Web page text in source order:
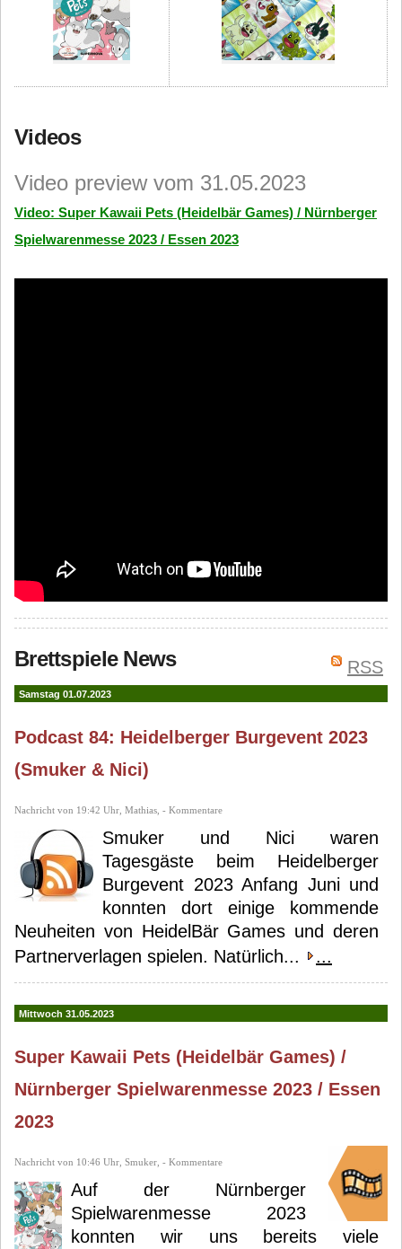
Videos
Video preview vom 31.05.2023
Video: Super Kawaii Pets (Heidelbär Games) / Nürnberger
Spielwarenmesse 2023 / Essen 2023
RSS
Brettspiele News
Samstag 01.07.2023
Podcast 84: Heidelberger Burgevent 2023
(Smuker & Nici)
Nachricht von 19:42 Uhr, Mathias, - Kommentare
Smuker und Nici waren
Tagesgäste beim Heidelberger
Burgevent 2023 Anfang Juni und
konnten dort einige kommende
Neuheiten von HeidelBär Games und deren
Partnerverlagen spielen. Natürlich...
...
Mittwoch 31.05.2023
Super Kawaii Pets (Heidelbär Games) /
Nürnberger Spielwarenmesse 2023 / Essen
2023
Nachricht von 10:46 Uhr, Smuker, - Kommentare
Auf der Nürnberger
Spielwarenmesse 2023
konnten wir uns bereits viele